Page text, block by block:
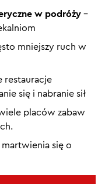
w podróży –
mniejszy ruch w
restauracje
się i nabranie sił
placów zabaw
się o